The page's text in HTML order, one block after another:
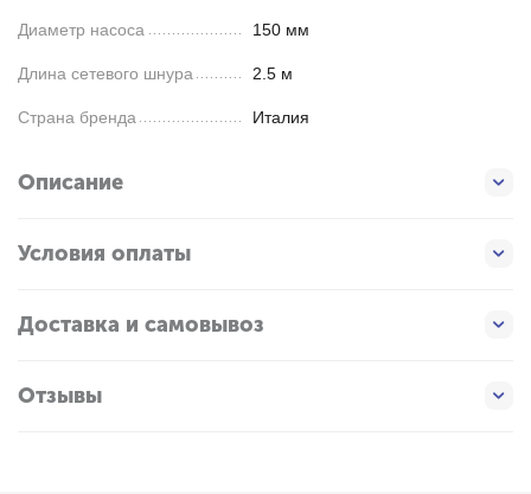
Диаметр насоса 150 мм
Длина сетевого шнура 2.5 м
Страна бренда Италия
Описание
Условия оплаты
Доставка и самовывоз
Отзывы